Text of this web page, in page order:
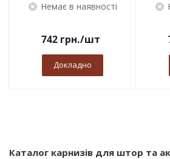
Немає в наявності
742грн./шт
Докладно
Каталог карнизів для штор та